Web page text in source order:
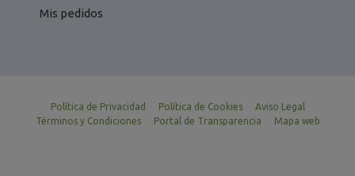
Mis pedidos
Política de Privacidad Política de Cookies
Aviso Legal
Términos y Condiciones
Portal de Transparencia Mapa web